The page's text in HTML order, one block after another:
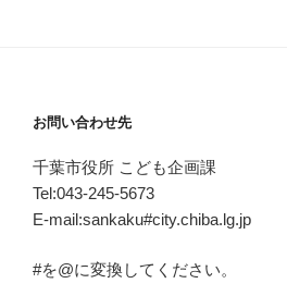
お問い合わせ先
千葉市役所 こども企画課
Tel:043-245-5673
E-mail:sankaku#city.chiba.lg.jp
#を@に変換してください。